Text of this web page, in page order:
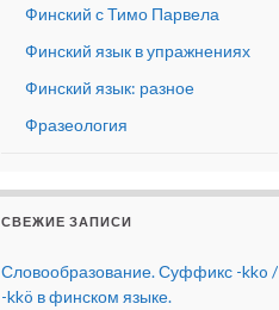
Финский с Тимо Парвела
Финский язык в упражнениях
Финский язык: разное
Фразеология
СВЕЖИЕ ЗАПИСИ
Словообразование. Суффикс -kko /
-kkö в финском языке.